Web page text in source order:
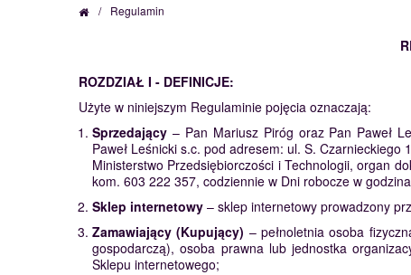
/ Regulamin
ROZDZIAŁ I - DEFINICJE:
Użyte w niniejszym Regulaminie pojęcia oznaczają:
Sprzedający – Pan Mariusz Piróg oraz Pan Paweł
Paweł Leśnicki s.c. pod adresem: ul. S.
Ministerstwo Przedsiębiorczości i Technologii, organ
kom. 603 222 357, codziennie w Dni robocze w
Sklep internetowy – sklep internetowy prowadzony
Zamawiający (Kupujący) – pełnoletnia osoba
gospodarczą), osoba prawna lub jednostka
Sklepu internetowego;